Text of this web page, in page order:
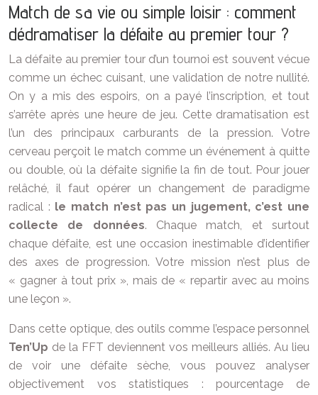
Match de sa vie ou simple loisir : comment
dédramatiser la défaite au premier tour ?
La défaite au premier tour d’un tournoi est souvent vécue
comme un échec cuisant, une validation de notre nullité.
On y a mis des espoirs, on a payé l’inscription, et tout
s’arrête après une heure de jeu. Cette dramatisation est
l’un des principaux carburants de la pression. Votre
cerveau perçoit le match comme un événement à quitte
ou double, où la défaite signifie la fin de tout. Pour jouer
relâché, il faut opérer un changement de paradigme
radical : le match n’est pas un jugement, c’est une
collecte de données. Chaque match, et surtout
chaque défaite, est une occasion inestimable d’identifier
des axes de progression. Votre mission n’est plus de
« gagner à tout prix », mais de « repartir avec au moins
une leçon ».
Dans cette optique, des outils comme l’espace personnel
Ten’Up de la FFT deviennent vos meilleurs alliés. Au lieu
de voir une défaite sèche, vous pouvez analyser
objectivement vos statistiques : pourcentage de